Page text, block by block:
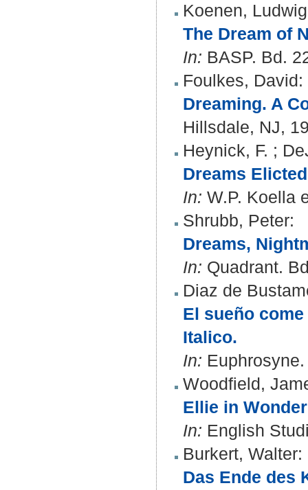
Koenen, Ludwig
The Dream of
In: BASP. Bd.
Foulkes, David:
Dreaming. A
Hillsdale, NJ,
Heynick, F. ;
Dreams
In: W.P. Koella
Shrubb, Peter:
Dreams,
In: Quadrant.
Diaz de
El sueño
Italico.
In:
Woodfield,
Ellie in
In: English
Burkert, Walter:
Das Ende des